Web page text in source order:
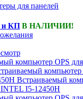
для панелей
и КП В НАЛИЧИИ!